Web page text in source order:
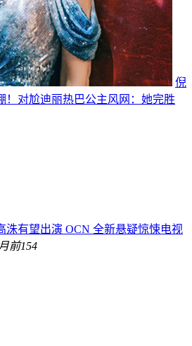
倪
！对尬迪丽热巴公主风网：她完胜
洙有望出演 OCN 全新悬疑惊悚电视
前154